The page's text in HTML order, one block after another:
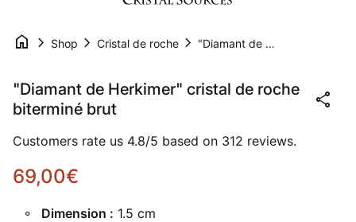
home chevron_right Shop chevron_right Cristal de roche chevron_right "Diamant de Herkimer" cristal de roche biterminé brut
"Diamant de Herkimer" cristal de roche
biterminé brut
share
Customers rate us 4.8/5 based on 312 reviews.
Prix normal
69,00€
Dimension : 1.5 cm